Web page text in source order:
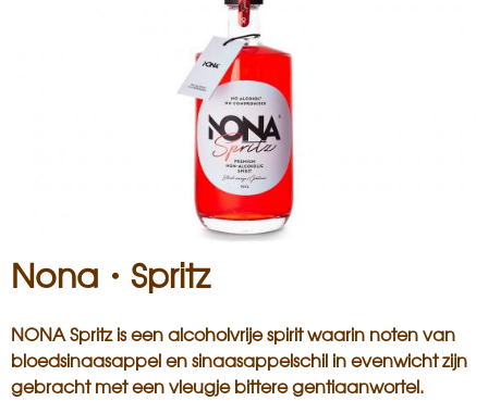
Nona・Spritz
NONA Spritz is een alcoholvrije spirit waarin noten van
bloedsinaasappel en sinaasappelschil in evenwicht zijn
gebracht met een vleugje bittere gentiaanwortel.